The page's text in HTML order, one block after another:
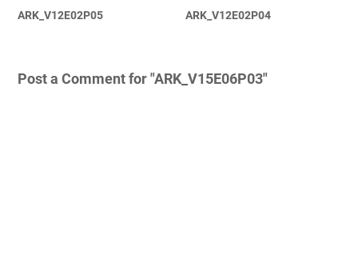
ARK_V12E02P05 ARK_V12E02P04
Post a Comment for "ARK_V15E06P03"